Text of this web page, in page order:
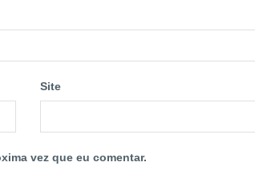
Site
vez que eu comentar.